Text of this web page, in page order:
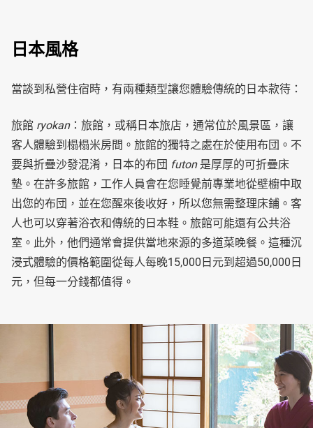
日本風格
當談到私營住宿時，有兩種類型讓您體驗傳統的日本款待：
旅館 ryokan：旅館，或稱日本旅店，通常位於風景區，讓
客人體驗到榻榻米房間。旅館的獨特之處在於使用布団。不
要與折疊沙發混淆，日本的布団 futon是厚厚的可折疊床
墊。在許多旅館，工作人員會在您睡覺前專業地從壁櫥中取
出您的布団，並在您醒來後收好，所以您無需整理床鋪。客
人也可以穿著浴衣和傳統的日本鞋。旅館可能還有公共浴
室。此外，他們通常會提供當地來源的多道菜晚餐。這種沉
浸式體驗的價格範圍從每人每晚15,000日元到超過50,000日
元，但每一分錢都值得。